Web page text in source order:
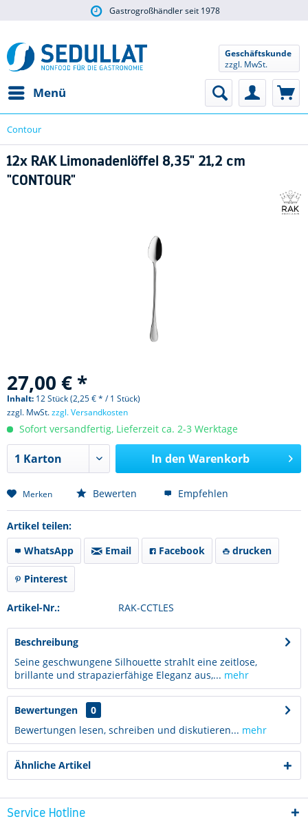
Gastrogroßhändler seit 1978
Menü
Geschäftskunde
zzgl. MwSt.
Contour
12x RAK Limonadenlöffel 8,35" 21,2 cm
"CONTOUR"
27,00 € *
Inhalt: 12 Stück (2,25 € * / 1 Stück)
zzgl. MwSt.zzgl. Versandkosten
Sofort versandfertig, Lieferzeit ca. 2-3 Werktage
In den Warenkorb
Merken Bewerten Empfehlen
Artikel teilen:
WhatsApp
Email Facebook drucken
Pinterest
Artikel-Nr.: RAK-CCTLES
Beschreibung
Seine geschwungene Silhouette strahlt eine zeitlose,
brillante und strapazierfähige Eleganz aus,... mehr
Bewertungen
0
Bewertungen lesen, schreiben und diskutieren... mehr
Ähnliche Artikel
Service Hotline